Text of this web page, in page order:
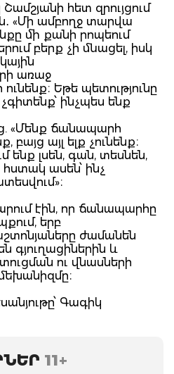
հետ զրույցում
«Մի ամբողջ տարվա
մի քանի րոպեում
բերք չի մնացել, իսկ
առաջ
Եթե պետությունը
ինչպես ենք
«Մենք ճանապարհ
բայց այլ ելք չունենք։
ենք լսեն, գան, տեսնեն,
ասեն՝ ինչ
էին, որ ճանապարհը
երբ
ժամանեն
գյուղացիներին և
ու վնասների
Գագիկ
11+